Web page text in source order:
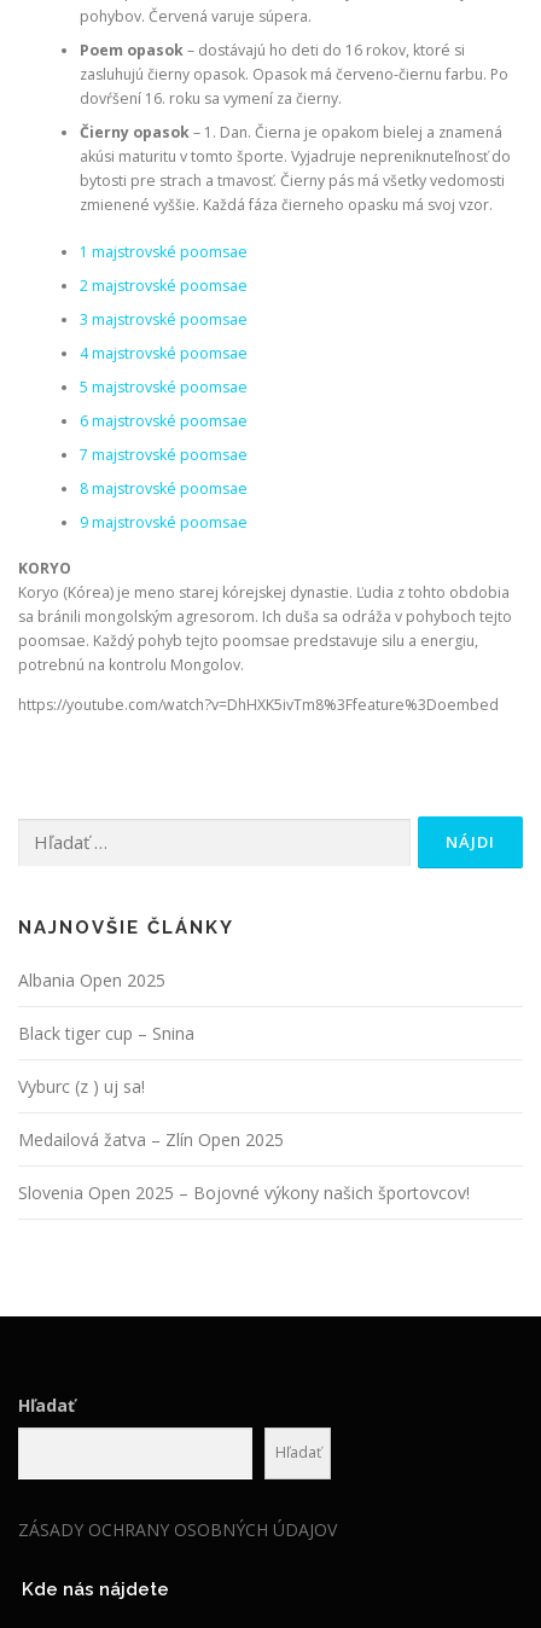
pohybov. Červená varuje súpera.
Poem opasok– dostávajú ho deti do 16 rokov, ktoré si
zasluhujú čierny opasok. Opasok má červeno-čiernu farbu. Po
dovŕšení 16. roku sa vymení za čierny.
Čierny opasok– 1. Dan. Čierna je opakom bielej a znamená
akúsi maturitu v tomto športe. Vyjadruje nepreniknuteľnosť do
bytosti pre strach a tmavosť. Čierny pás má všetky vedomosti
zmienené vyššie. Každá fáza čierneho opasku má svoj vzor.
1 majstrovské poomsae
2 majstrovské poomsae
3 majstrovské poomsae
4 majstrovské poomsae
5 majstrovské poomsae
6 majstrovské poomsae
7 majstrovské poomsae
8 majstrovské poomsae
9 majstrovské poomsae
KORYO
Koryo (Kórea) je meno starej kórejskej dynastie. Ľudia z tohto obdobia
sa bránili mongolským agresorom. Ich duša sa odráža v pohyboch tejto
poomsae. Každý pohyb tejto poomsae predstavuje silu a energiu,
potrebnú na kontrolu Mongolov.
https://youtube.com/watch?v=DhHXK5ivTm8%3Ffeature%3Doembed
NAJNOVŠIE ČLÁNKY
Albania Open 2025
Black tiger cup – Snina
Vyburc (z ) uj sa!
Medailová žatva – Zlín Open 2025
Slovenia Open 2025 – Bojovné výkony našich športovcov!
Hľadať
Hľadať
ZÁSADY OCHRANY OSOBNÝCH ÚDAJOV
Kde nás nájdete